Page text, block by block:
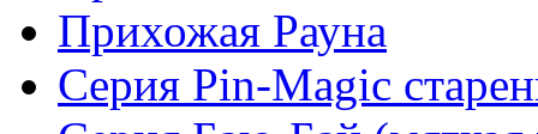
Прихожая Рауна
Серия Pin-Magic